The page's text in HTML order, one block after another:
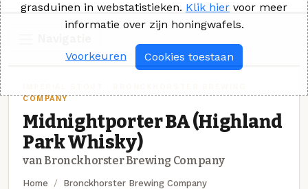
COMPANY
Midnightporter BA (Highland
Park Whisky)
van Bronckhorster Brewing Company
Home
Bronckhorster Brewing Company
grasduinen in webstatistieken. Klik hier voor meer
informatie over zijn honingwafels.
Voorkeuren Cookies toestaan